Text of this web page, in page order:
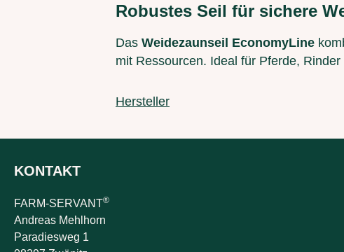
Robustes Seil für sichere
Das Weidezaunseil EconomyLine
mit Ressourcen. Ideal für Pferde,
Hersteller
KONTAKT
FARM-SERVANT®
Andreas Mehlhorn
Paradiesweg 1